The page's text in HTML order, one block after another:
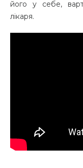
його у себе,
лікаря.